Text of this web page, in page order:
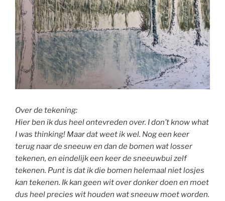
Over de tekening:
Hier ben ik dus heel ontevreden over. I don’t know what
I was thinking! Maar dat weet ik wel. Nog een keer
terug naar de sneeuw en dan de bomen wat losser
tekenen, en eindelijk een keer de sneeuwbui zelf
tekenen. Punt is dat ik die bomen helemaal niet losjes
kan tekenen. Ik kan geen wit over donker doen en moet
dus heel precies wit houden wat sneeuw moet worden.